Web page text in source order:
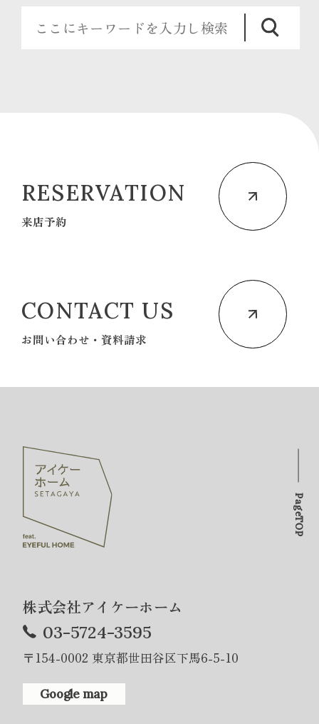
RESERVATION
来店予約
CONTACT US
お問い合わせ・資料請求
株式会社アイケーホーム
03-5724-3595
〒154-0002 東京都世田谷区下馬6-5-10
Google map
PageTOP